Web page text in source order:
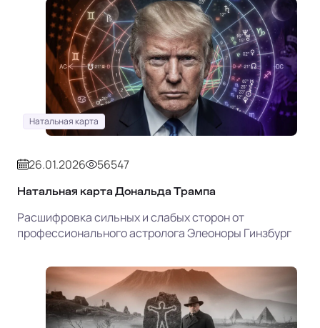
Натальная карта
26.01.2026 56547
Натальная карта Дональда Трампа
Расшифровка сильных и слабых сторон от
профессионального астролога Элеоноры Гинзбург